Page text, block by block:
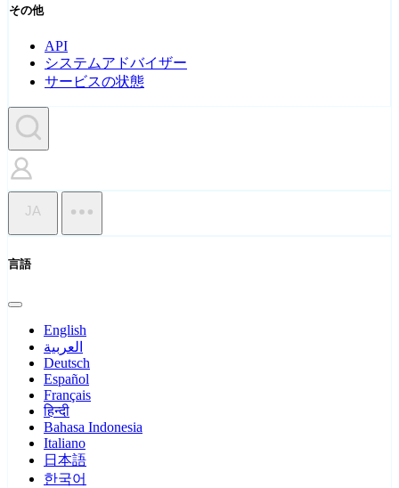
その他
API
システムアドバイザー
サービスの状態
JA
言語
English
العربية
Deutsch
Español
Français
हिन्दी
Bahasa Indonesia
Italiano
日本語
한국어